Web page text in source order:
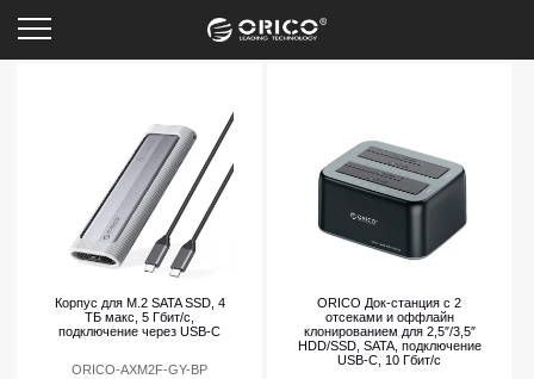
Новинки
Корпус для M.2 SATA SSD, 4
ТБ макс, 5 Гбит/с,
подключение через USB-C
ORICO-AXM2F-GY-BP
ORICO Док-станция с 2
отсеками и оффлайн
клонированием для 2,5″/3,5″
HDD/SSD, SATA, подключение
USB-C, 10 Гбит/c